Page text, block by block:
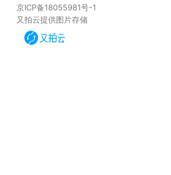
京ICP备18055981号-1
又拍云提供图片存储